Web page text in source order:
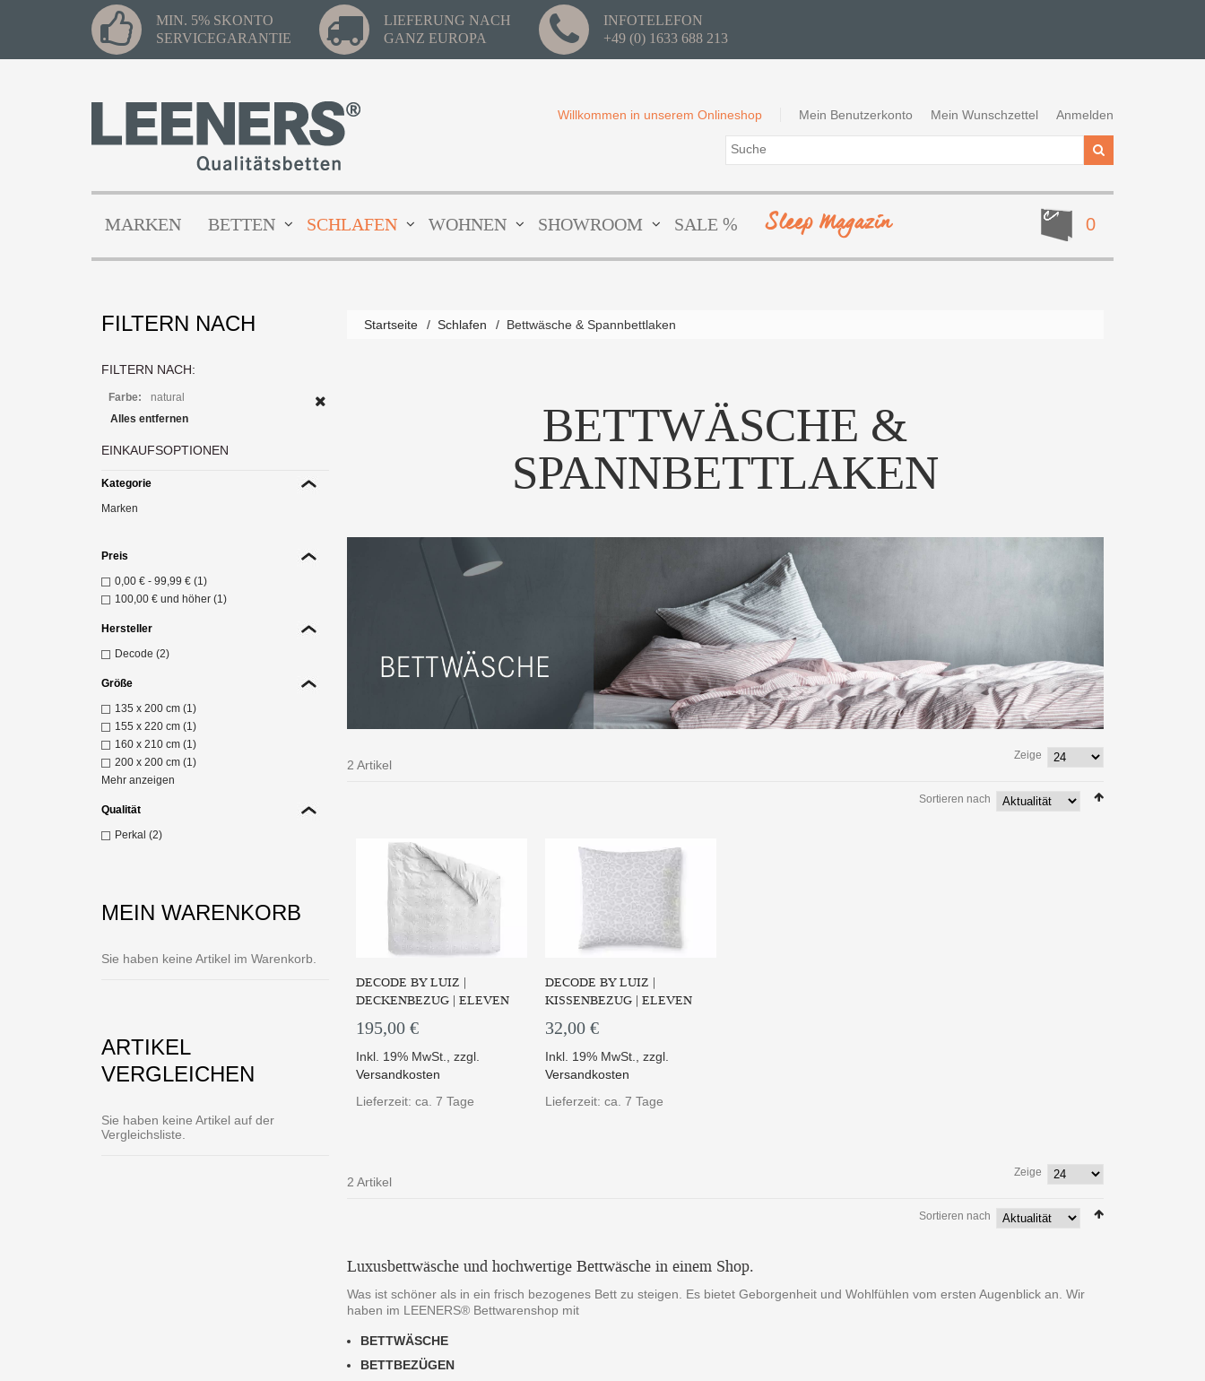
MIN. 5% SKONTO
SERVICEGARANTIE
LIEFERUNG NACH
GANZ EUROPA
INFOTELEFON
+49 (0) 1633 688 213
Mein Benutzerkonto Mein Wunschzettel Anmelden
Willkommen in unserem Onlineshop
0
MARKEN BETTEN SCHLAFEN WOHNEN SHOWROOM SALE % Sleep Magazin
Startseite / Schlafen / Bettwäsche & Spannbettlaken
BETTWÄSCHE &
SPANNBETTLAKEN
2 Artikel
Zeige
Sortieren nach
DECODE BY LUIZ |
DECKENBEZUG | ELEVEN
195,00 €
Inkl. 19% MwSt.,zzgl.
Versandkosten
Lieferzeit: ca. 7 Tage
DECODE BY LUIZ |
KISSENBEZUG | ELEVEN
32,00 €
Inkl. 19% MwSt., zzgl.
Versandkosten
Lieferzeit: ca. 7 Tage
Die sanfte Haptik und Optik
2 Artikel
Zeige
Sortieren nach
Luxusbettwäsche und hochwertige Bettwäsche in einem Shop.
Was ist schöner als in ein frisch bezogenes Bett zu steigen. Es bietet Geborgenheit und Wohlfühlen vom ersten Augenblick an. Wir
haben im LEENERS® Bettwarenshop mit
BETTWÄSCHE
BETTBEZÜGEN
FILTERN NACH
FILTERN NACH:
Farbe:
natural
Alles entfernen
EINKAUFSOPTIONEN
Kategorie
Marken
Preis
0,00 € -99,99 € (1)
100,00 € und höher (1)
Hersteller
Decode (2)
Größe
135 x 200 cm (1)
155 x 220 cm (1)
160 x 210 cm (1)
200 x 200 cm (1)
Mehr anzeigen
Qualität
Perkal (2)
MEIN WARENKORB
Sie haben keine Artikel im Warenkorb.
ARTIKEL
VERGLEICHEN
Sie haben keine Artikel auf der
Vergleichsliste.